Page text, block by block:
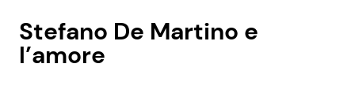
Stefano De Martino e
l’amore